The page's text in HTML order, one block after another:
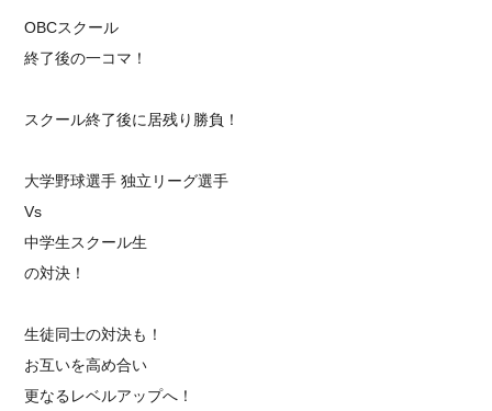
OBCスクール
終了後の一コマ！
スクール終了後に居残り勝負！
大学野球選手 独立リーグ選手
Vs
中学生スクール生
の対決！
生徒同士の対決も！
お互いを高め合い
更なるレベルアップへ！